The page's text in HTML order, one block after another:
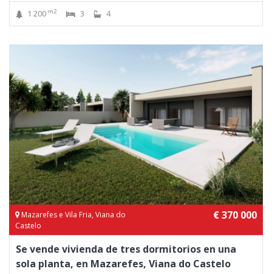
1 200 m2 3 4
Mazarefes e Vila Fria, Viana do
Castelo
€ 370 000
Se vende vivienda de tres dormitorios en una
sola planta, en Mazarefes, Viana do Castelo